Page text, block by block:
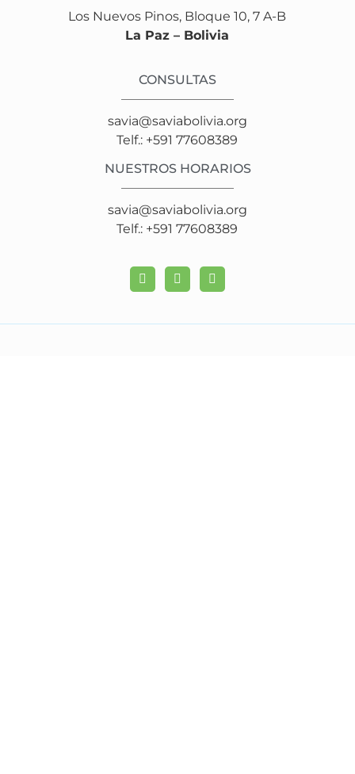
Los Nuevos Pinos, Bloque 10, 7 A-B
La Paz – Bolivia
CONSULTAS
savia@saviabolivia.org
Telf.: +591 77608389
NUESTROS HORARIOS
savia@saviabolivia.org
Telf.: +591 77608389